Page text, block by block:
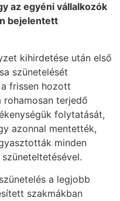
az egyéni vállalkozók
bejelentett
kihirdetése után első
szünetelését
frissen hozott
terjedő
folytatását,
azonnal mentették,
minden
a legjobb
szakmákban